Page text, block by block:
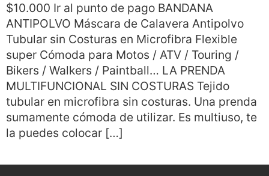
$10.000 Ir al punto de pago BANDANA
ANTIPOLVO Máscara de Calavera Antipolvo
Tubular sin Costuras en Microfibra Flexible
super Cómoda para Motos / ATV / Touring /
Bikers / Walkers / Paintball… LA PRENDA
MULTIFUNCIONAL SIN COSTURAS Tejido
tubular en microfibra sin costuras. Una prenda
sumamente cómoda de utilizar. Es multiuso, te
la puedes colocar […]